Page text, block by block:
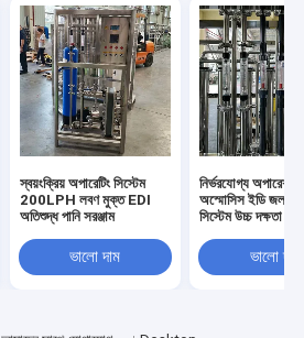
স্বয়ংক্রিয় অপারেটিং সিস্টেম
200LPH লবণ মুক্ত EDI
অতিশুদ্ধ পানি সরঞ্জাম
ভালো দাম
নির্ভরযোগ্য অপারেশন
অস্মোসিস ইডি জল
সিস্টেম উচ্চ দক্ষতা
ভালো দাম